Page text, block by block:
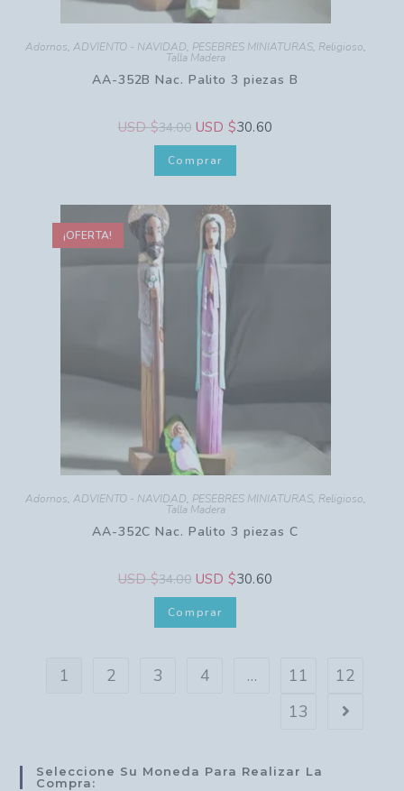
Adornos, ADVIENTO - NAVIDAD, PESEBRES MINIATURAS, Religioso,
Talla Madera
AA-352B Nac. Palito 3 piezas B
USD $34.00 USD $30.60
Comprar
¡OFERTA!
Adornos, ADVIENTO - NAVIDAD, PESEBRES MINIATURAS, Religioso,
Talla Madera
AA-352C Nac. Palito 3 piezas C
USD $34.00 USD $30.60
Comprar
1 2 3 4 … 11
12
13
Seleccione Su Moneda Para Realizar La
Compra: